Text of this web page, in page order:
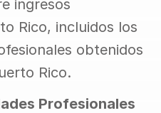
ingresos
Rico, incluidos los
obtenidos
Rico.
Profesionales